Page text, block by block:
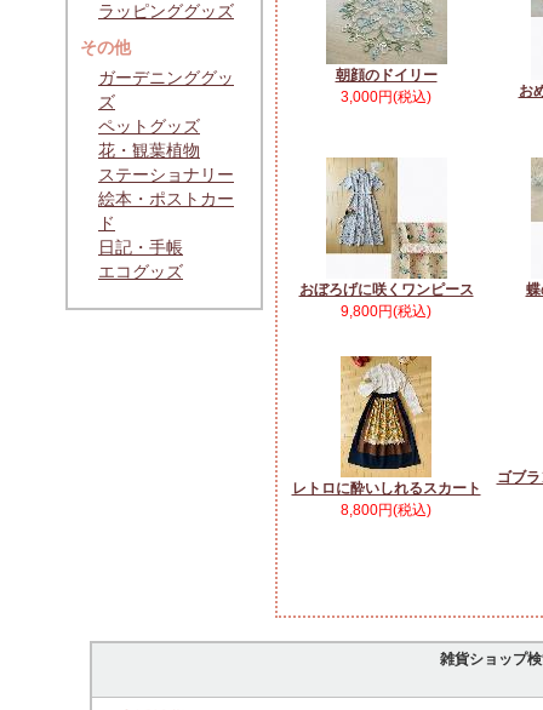
ラッピンググッズ
その他
ガーデニンググッ
ズ
ペットグッズ
花・観葉植物
ステーショナリー
絵本・ポストカー
ド
日記・手帳
エコグッズ
朝顔のドイリー
3,000円(税込)
お
おぼろげに咲くワンピース
9,800円(税込)
レトロに酔いしれるスカート
8,800円(税込)
ゴブ
雑貨ショップ